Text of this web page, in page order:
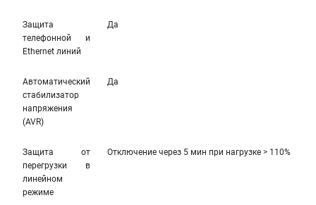
Защита
телефонной и
Ethernet линий
Да
Автоматический
стабилизатор
напряжения
(AVR)
Да
Защита от
перегрузки в
линейном
режиме
Отключение через 5 мин при нагрузке > 110%